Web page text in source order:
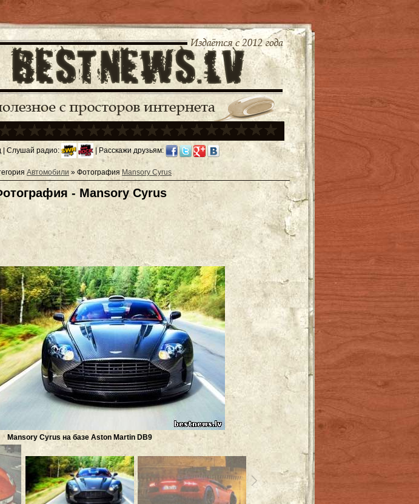
| Слушай радио: | Расскажи друзьям:
Автомобили » Фотография Mansory Cyrus
- Mansory Cyrus
Mansory Cyrus на базе Aston Martin DB9